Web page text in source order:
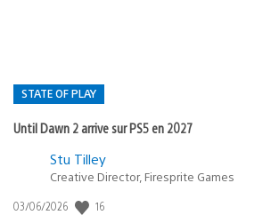
STATE OF PLAY
Until Dawn 2 arrive sur PS5 en 2027
Postée
:
Stu Tilley
Creative Director, Firesprite Games
Date
03/06/2026 16